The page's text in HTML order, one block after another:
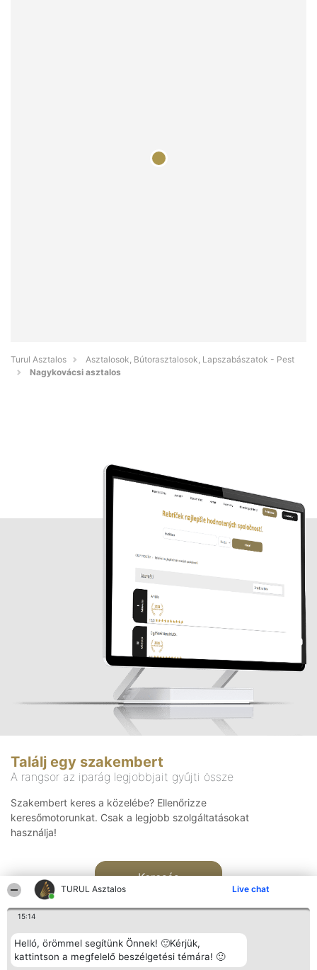
TURUL Asztalos Live chat
15:14
Helló, örömmel segítünk Önnek! 🙂Kérjük,
kattintson a megfelelő beszélgetési témára! 🙂
Turul Asztalos
Asztalosok, Bútorasztalosok, Lapszabászatok - Pest
Nagykovácsi asztalos
Találj egy szakembert
A rangsor az iparág legjobbjait gyűjti össze
Szakembert keres a közelébe? Ellenőrizze
keresőmotorunkat. Csak a legjobb szolgáltatásokat
használja!
Keresés